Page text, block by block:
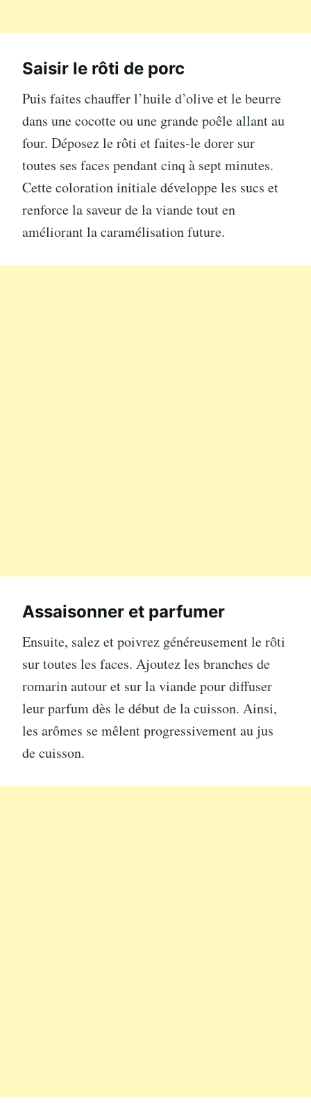
Saisir le rôti de porc
Puis faites chauffer l’huile d’olive et le beurre
dans une cocotte ou une grande poêle allant au
four. Déposez le rôti et faites-le dorer sur
toutes ses faces pendant cinq à sept minutes.
Cette coloration initiale développe les sucs et
renforce la saveur de la viande tout en
améliorant la caramélisation future.
Assaisonner et parfumer
Ensuite, salez et poivrez généreusement le rôti
sur toutes les faces. Ajoutez les branches de
romarin autour et sur la viande pour diffuser
leur parfum dès le début de la cuisson. Ainsi,
les arômes se mêlent progressivement au jus
de cuisson.